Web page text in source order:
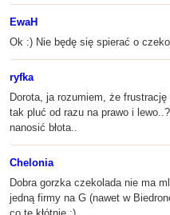
EwaH
Ok :) Nie będę się spierać o
ryfka
Dorota, ja rozumiem, że
tak pluć od razu na prawo i
nanosić błota..
Chelonia
Dobra gorzka czekolada nie ma
jedną firmy na G (nawet w